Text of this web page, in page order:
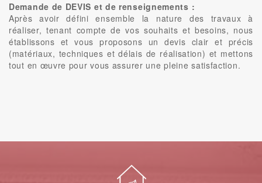
Demande de DEVIS et de renseignements :
Après avoir défini ensemble la nature des travaux à
réaliser, tenant compte de vos souhaits et besoins, nous
établissons et vous proposons un devis clair et précis
(matériaux, techniques et délais de réalisation) et mettons
tout en œuvre pour vous assurer une pleine satisfaction.